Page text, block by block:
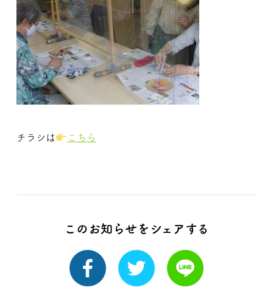
チラシは こちら
このお知らせをシェアする